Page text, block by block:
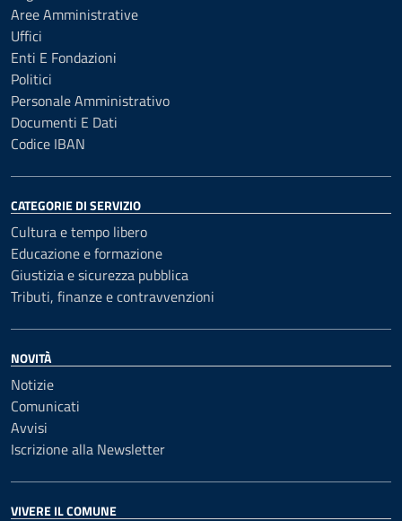
Aree Amministrative
Uffici
Enti E Fondazioni
Politici
Personale Amministrativo
Documenti E Dati
Codice IBAN
CATEGORIE DI SERVIZIO
Cultura e tempo libero
Educazione e formazione
Giustizia e sicurezza pubblica
Tributi, finanze e contravvenzioni
NOVITÀ
Notizie
Comunicati
Avvisi
Iscrizione alla Newsletter
VIVERE IL COMUNE